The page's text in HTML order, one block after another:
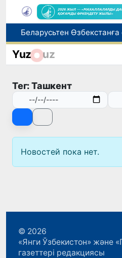
Yuz uz
Тег: Ташкент
Новостей пока нет.
© 2026
«Янги Ўзбекистон» және
газеттері редакциясы